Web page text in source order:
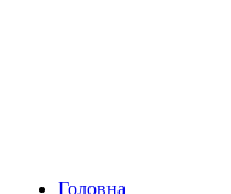
Головна